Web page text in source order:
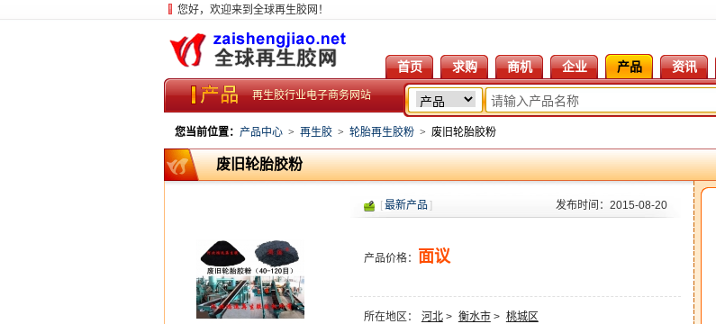
您好，欢迎来到全球再生胶网！
首页 求购 商机 企业 产品 资讯
再生胶行业电子商务网站
您当前位置： 产品中心 > 再生胶 > 轮胎再生胶粉 > 废旧轮胎胶粉
废旧轮胎胶粉
[最新产品] 发布时间：2015-08-20
产品价格： 面议
所在地区： 河北> 衡水市> 桃城区